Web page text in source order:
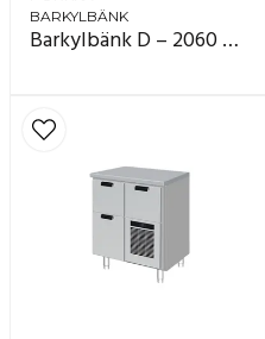
BARKYLBÄNK
Barkylbänk D – 2060 mm